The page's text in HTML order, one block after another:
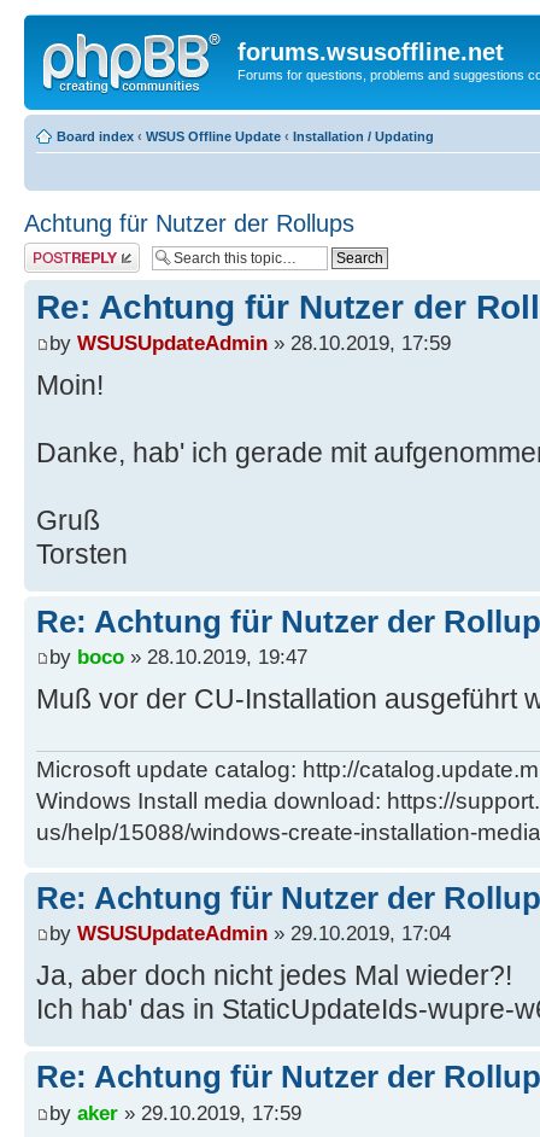
forums.wsusoffline.net
Forums for questions, problems and suggestions
Board index ‹ WSUS Offline Update ‹ Installation / Updating
Achtung für Nutzer der Rollups
Post a reply
Re: Achtung für Nutzer der
by WSUSUpdateAdmin » 28.10.2019, 17:59
Moin!
Danke, hab' ich gerade mit
Gruß
Torsten
Re: Achtung für Nutzer der
by boco » 28.10.2019, 19:47
Muß vor der CU-Installation ausgeführt
Microsoft update catalog: http://
Windows Install media download: https://
us/help/15088/windows-create-installation-media
Re: Achtung für Nutzer der
by WSUSUpdateAdmin » 29.10.2019, 17:04
Ja, aber doch nicht jedes Mal wieder?!
Ich hab' das in StaticUpdateIds-wupre-
Re: Achtung für Nutzer der
by aker » 29.10.2019, 17:59